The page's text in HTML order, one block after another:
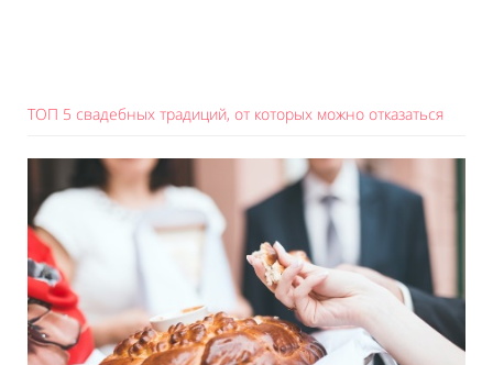
ТОП 5 свадебных традиций, от которых можно отказаться